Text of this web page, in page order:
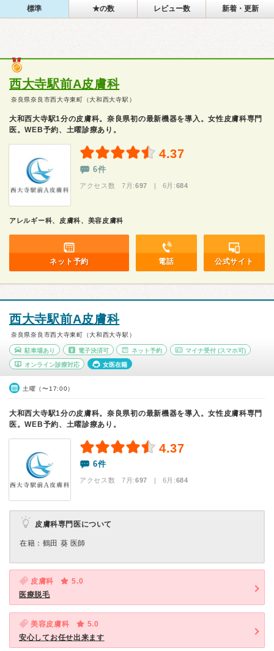
標準 ★の数 レビュー数 新着・更新
西大寺駅前A皮膚科
奈良県奈良市西大寺東町（大和西大寺駅）
大和西大寺駅1分の皮膚科。奈良県初の最新機器を導入。女性皮膚科専門
医。WEB予約、土曜診療あり。
4.37
6件
アクセス数 7月:697 | 6月:684
アレルギー科、皮膚科、美容皮膚科
ネット予約 電話 公式サイト
西大寺駅前A皮膚科
奈良県奈良市西大寺東町（大和西大寺駅）
駐車場あり 電子決済可 ネット予約 マイナ受付 (スマホ可)
オンライン診療対応 女医在籍
土曜（〜17:00）
大和西大寺駅1分の皮膚科。奈良県初の最新機器を導入。女性皮膚科専門
医。WEB予約、土曜診療あり。
4.37
6件
アクセス数 7月:697 | 6月:684
皮膚科専門医について
在籍：鶴田 葵 医師
皮膚科
5.0
医療脱毛
美容皮膚科
5.0
安心してお任せ出来ます